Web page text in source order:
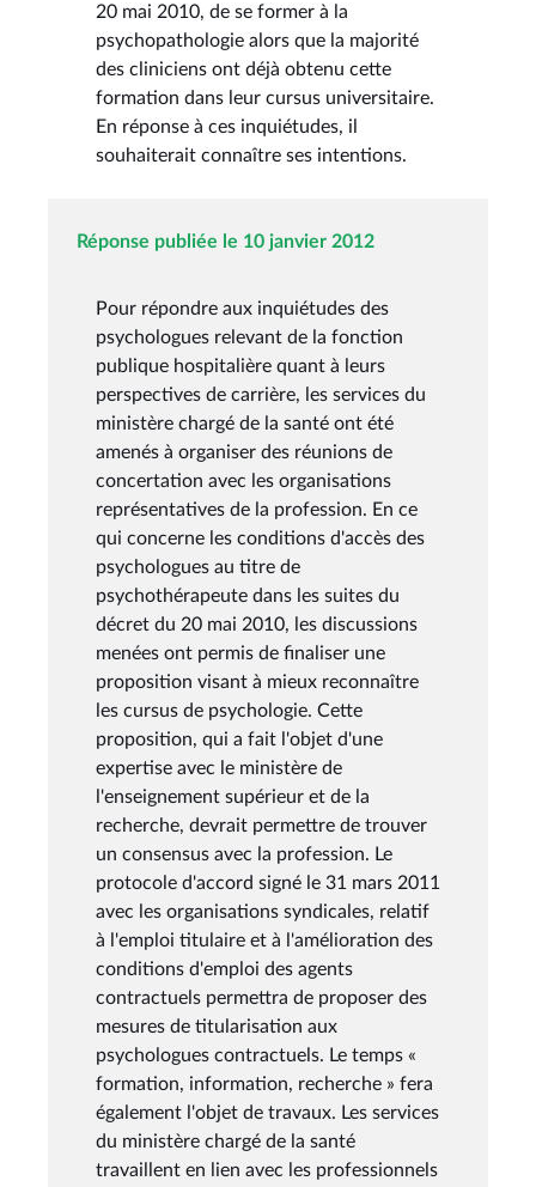
20 mai 2010, de se former à la
psychopathologie alors que la majorité
des cliniciens ont déjà obtenu cette
formation dans leur cursus universitaire.
En réponse à ces inquiétudes, il
souhaiterait connaître ses intentions.
Réponse publiée le 10 janvier 2012
Pour répondre aux inquiétudes des
psychologues relevant de la fonction
publique hospitalière quant à leurs
perspectives de carrière, les services du
ministère chargé de la santé ont été
amenés à organiser des réunions de
concertation avec les organisations
représentatives de la profession. En ce
qui concerne les conditions d'accès des
psychologues au titre de
psychothérapeute dans les suites du
décret du 20 mai 2010, les discussions
menées ont permis de finaliser une
proposition visant à mieux reconnaître
les cursus de psychologie. Cette
proposition, qui a fait l'objet d'une
expertise avec le ministère de
l'enseignement supérieur et de la
recherche, devrait permettre de trouver
un consensus avec la profession. Le
protocole d'accord signé le 31 mars 2011
avec les organisations syndicales, relatif
à l'emploi titulaire et à l'amélioration des
conditions d'emploi des agents
contractuels permettra de proposer des
mesures de titularisation aux
psychologues contractuels. Le temps «
formation, information, recherche » fera
également l'objet de travaux. Les services
du ministère chargé de la santé
travaillent en lien avec les professionnels